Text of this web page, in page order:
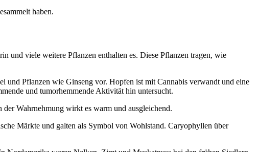
haben.
und viele weitere Pflanzen enthalten es. Diese Pflanzen tragen, wie
und Pflanzen wie Ginseng vor. Hopfen ist mit Cannabis verwandt und eine
und tumorhemmende Aktivität hin untersucht.
Wahrnehmung wirkt es warm und ausgleichend.
Märkte und galten als Symbol von Wohlstand. Caryophyllen über